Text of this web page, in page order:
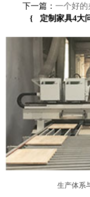
下一篇： 一个好的
{
定制家具4大
生产体系